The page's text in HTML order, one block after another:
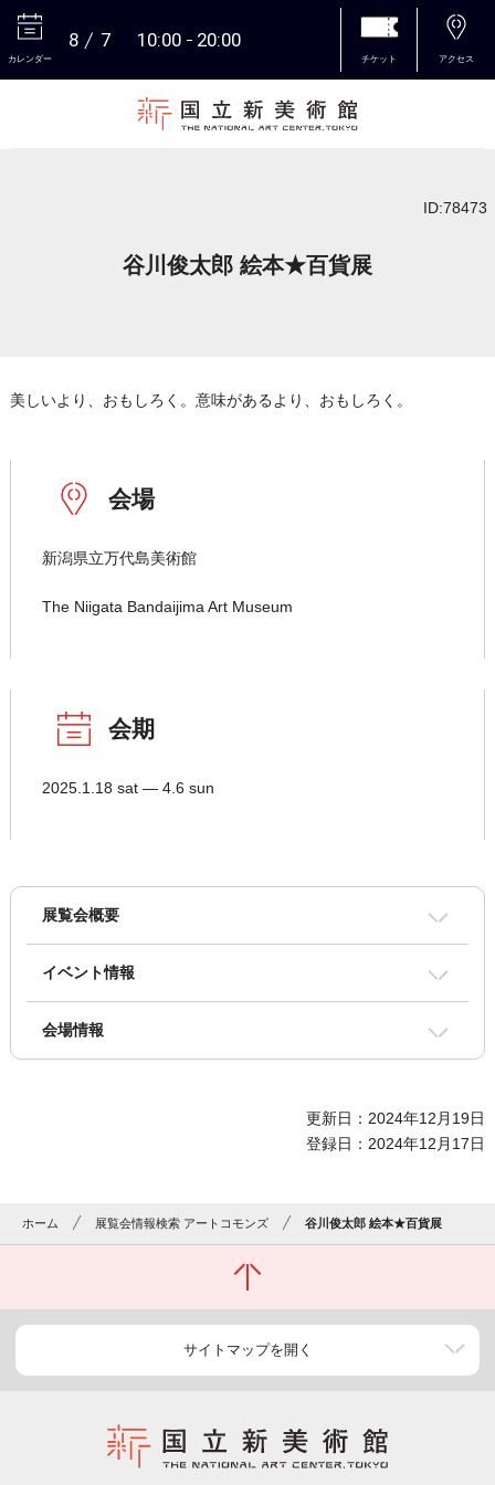
カレンダー
8 7 10:00 20:00
チケット アクセス
ID:78473
谷川俊太郎 絵本★百貨展
美しいより、おもしろく。意味があるより、おもしろく。
会場
新潟県立万代島美術館
The Niigata Bandaijima Art Museum
会期
2025.1.18 sat ― 4.6 sun
展覧会概要
イベント情報
会場情報
更新日：2024年12月19日
登録日：2024年12月17日
ホーム 展覧会情報検索 アートコモンズ 谷川俊太郎 絵本★百貨展
サイトマップを開く